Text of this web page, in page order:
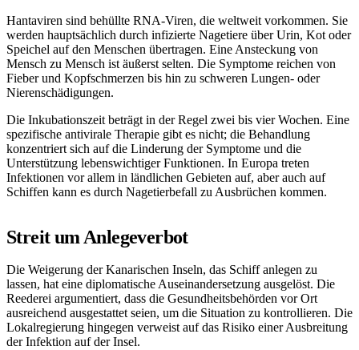
Hantaviren sind behüllte RNA-Viren, die weltweit vorkommen. Sie
werden hauptsächlich durch infizierte Nagetiere über Urin, Kot oder
Speichel auf den Menschen übertragen. Eine Ansteckung von
Mensch zu Mensch ist äußerst selten. Die Symptome reichen von
Fieber und Kopfschmerzen bis hin zu schweren Lungen- oder
Nierenschädigungen.
Die Inkubationszeit beträgt in der Regel zwei bis vier Wochen. Eine
spezifische antivirale Therapie gibt es nicht; die Behandlung
konzentriert sich auf die Linderung der Symptome und die
Unterstützung lebenswichtiger Funktionen. In Europa treten
Infektionen vor allem in ländlichen Gebieten auf, aber auch auf
Schiffen kann es durch Nagetierbefall zu Ausbrüchen kommen.
Streit um Anlegeverbot
Die Weigerung der Kanarischen Inseln, das Schiff anlegen zu
lassen, hat eine diplomatische Auseinandersetzung ausgelöst. Die
Reederei argumentiert, dass die Gesundheitsbehörden vor Ort
ausreichend ausgestattet seien, um die Situation zu kontrollieren. Die
Lokalregierung hingegen verweist auf das Risiko einer Ausbreitung
der Infektion auf der Insel.